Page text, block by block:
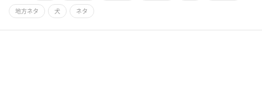
地方ネタ 犬 ネタ